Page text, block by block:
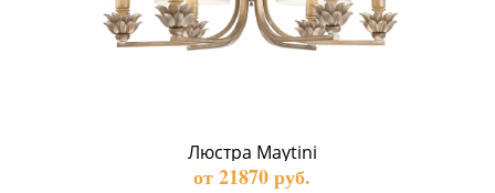
Люстра Maytini
от 21870 руб.